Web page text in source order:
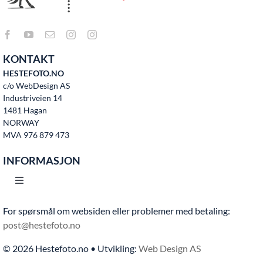
KONTAKT
HESTEFOTO.NO
c/o WebDesign AS
Industriveien 14
1481 Hagan
NORWAY
MVA 976 879 473
INFORMASJON
Toggle
Hjem
Bruksvilkår
For spørsmål om websiden eller problemer med betaling:
post@hestefoto.no
© 2026 Hestefoto.no • Utvikling: Web Design AS